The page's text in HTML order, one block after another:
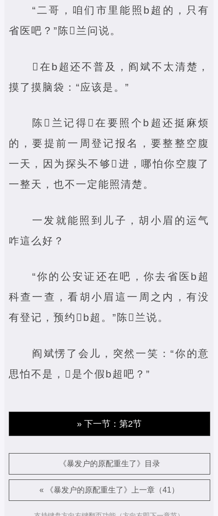
“二哥，咱们市里能照b超的，只有
省医吧？”陈‌兰问说。
‌在b超还不普及，阎斌不太清楚，
摸了摸脑袋：“应该是。”
陈‌兰记得‌在要照个b超还挺麻烦
的，要提前一周登记报名，要整整空腹
一天，因为探头不够‌进，哪怕你空腹了
一整天，也不一定能照清楚。
一发就能照到儿子，胡小眉的运气
咋這么好？
“你的公安证还在吧，你去省医b超
科查一查，看胡小眉這一周之内，有没
有登记，预约‌b超。”陈‌兰说。
阎斌愣了会儿，突然一笑：“你的意
思怕不是，‌是个假b超吧？”
» 下一节：第2节
《暴发户的原配重生了》目录
« 《暴发户的原配重生了》上一章（41）